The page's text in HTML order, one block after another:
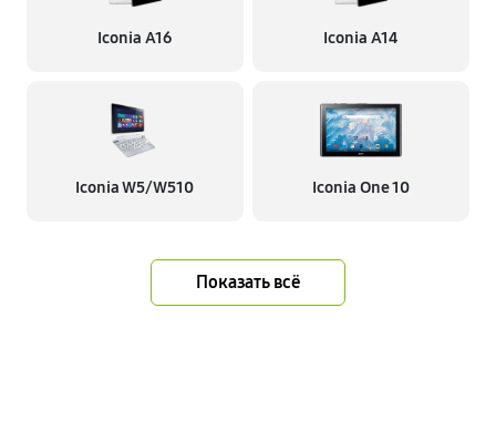
Iconia A16 Iconia A14
Iconia W5/W510 Iconia One 10
Показать всё